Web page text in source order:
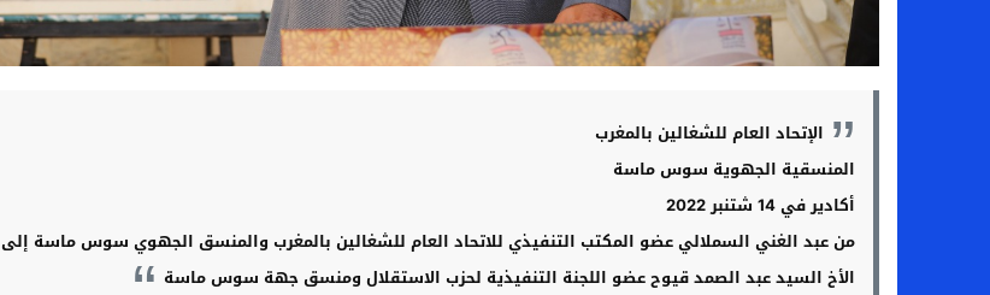
الإتحاد العام للشغالين بالمغرب
المنسقية الجهوية سوس ماسة
أكادير في 14 شتنبر 2022
من عبد الغني السملالي عضو المكتب التنفيذي للاتحاد العام للشغالين بالمغرب والمنسق الجهوي سوس ماسة إلى
الأخ السيد عبد الصمد قيوح عضو اللجنة التنفيذية لحزب الاستقلال ومنسق جهة سوس ماسة